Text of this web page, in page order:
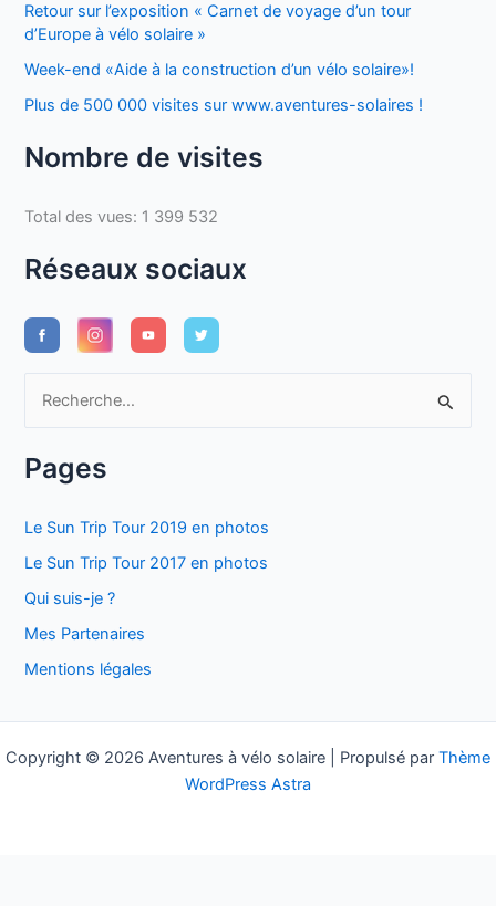
Retour sur l’exposition « Carnet de voyage d’un tour
d’Europe à vélo solaire »
Week-end «Aide à la construction d’un vélo solaire»!
Plus de 500 000 visites sur www.aventures-solaires !
Nombre de visites
Total des vues: 1 399 532
Réseaux sociaux
h
h
e
r
Pages
Le Sun Trip Tour 2019 en photos
Le Sun Trip Tour 2017 en photos
Qui suis-je ?
Mes Partenaires
Mentions légales
Copyright © 2026 Aventures à vélo solaire | Propulsé par Thème
WordPress Astra